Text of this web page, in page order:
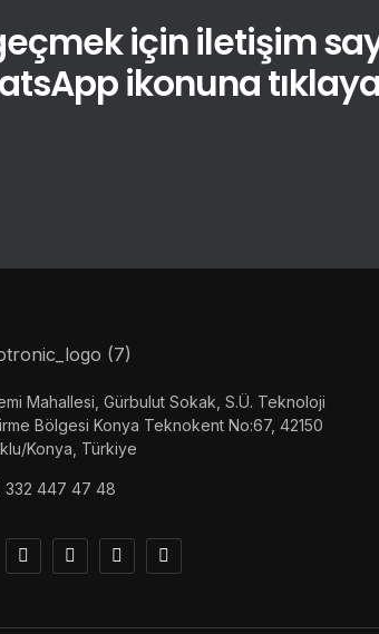
için iletişim
ikonuna
Mahallesi, Gürbulut Sokak, S.Ü. Teknoloji
Bölgesi Konya Teknokent No:67, 42150
Konya, Türkiye
332 447 47 48